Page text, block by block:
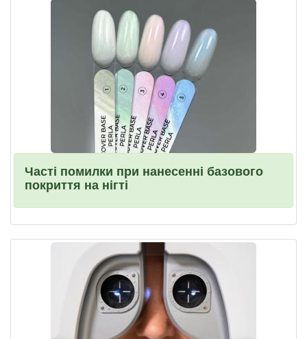
Часті помилки при нанесенні базового
покриття на нігті